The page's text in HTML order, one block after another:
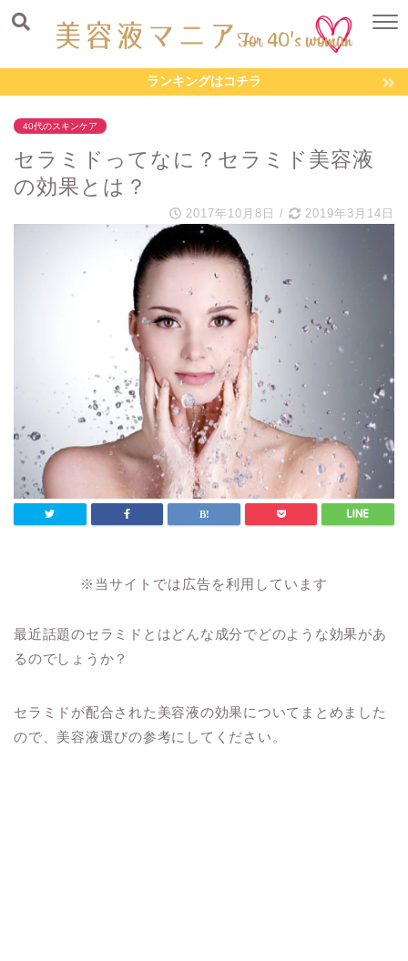
ランキングはコチラ
40代のスキンケア
セラミドってなに？セラミド美容液
の効果とは？
2017年10月8日 / 2019年3月14日
※当サイトでは広告を利用しています
最近話題のセラミドとはどんな成分でどのような効果があ
るのでしょうか？
セラミドが配合された美容液の効果についてまとめました
ので、美容液選びの参考にしてください。